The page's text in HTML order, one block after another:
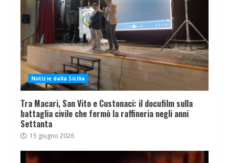
Notizie dalla Sicilia
Tra Macari, San Vito e Custonaci: il docufilm sulla
battaglia civile che fermò la raffineria negli anni
Settanta
15 giugno 2026